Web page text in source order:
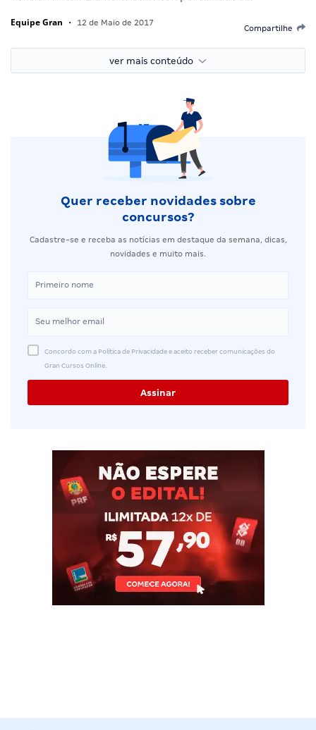
Equipe Gran • 12 de Maio de 2017
Compartilhe
ver mais conteúdo
Quer receber novidades sobre
concursos?
Cadastre-se e receba as notícias em destaque da semana, dicas,
novidades e muito mais.
Concordo com a Política de Privacidade e aceito receber comunicações do
Gran Cursos Online.